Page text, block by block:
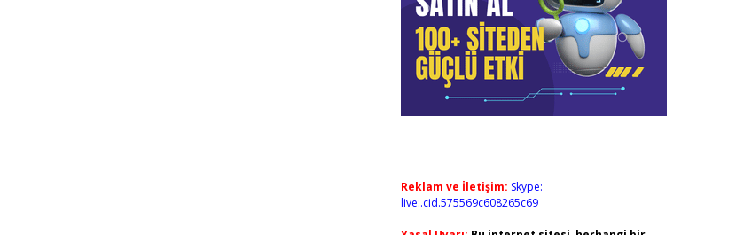
Reklam ve İletişim: Skype:
live:.cid.575569c608265c69